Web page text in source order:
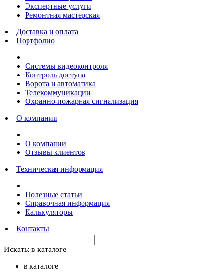
Экспертные услуги
Ремонтная мастерская
Доставка и оплата
Портфолио
Системы видеоконтроля
Контроль доступа
Ворота и автоматика
Телекоммуникации
Охранно-пожарная сигнализация
О компании
О компании
Отзывы клиентов
Техническая информация
Полезные статьи
Справочная информация
Калькуляторы
Контакты
Искать: в каталоге
в каталоге